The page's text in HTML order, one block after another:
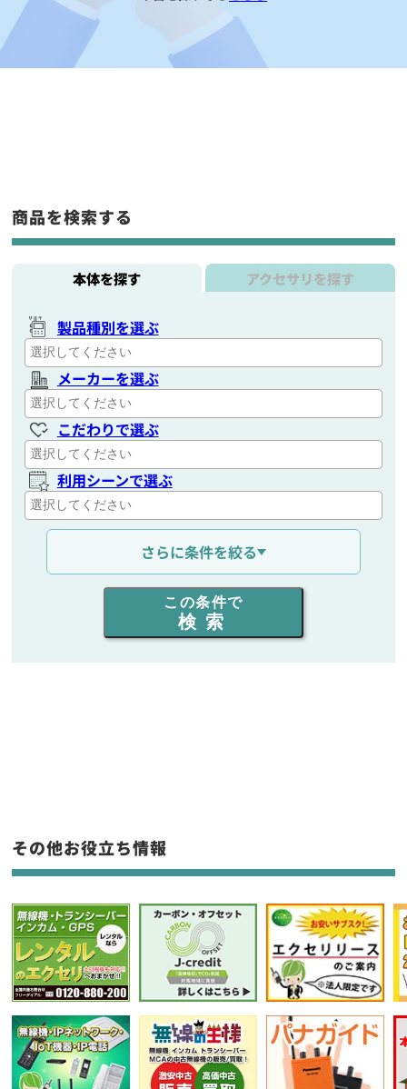
商品を検索する
本体を探す アクセサリを探す
製品種別を選ぶ
メーカーを選ぶ
こだわりで選ぶ
利用シーンで選ぶ
通信距離を選ぶ
出力を選ぶ
同時通話人数を選ぶ
フリーワード入力(製品名等)
選択条件をリセット
さらに条件を絞る
この条件で
検索
その他お役立ち情報